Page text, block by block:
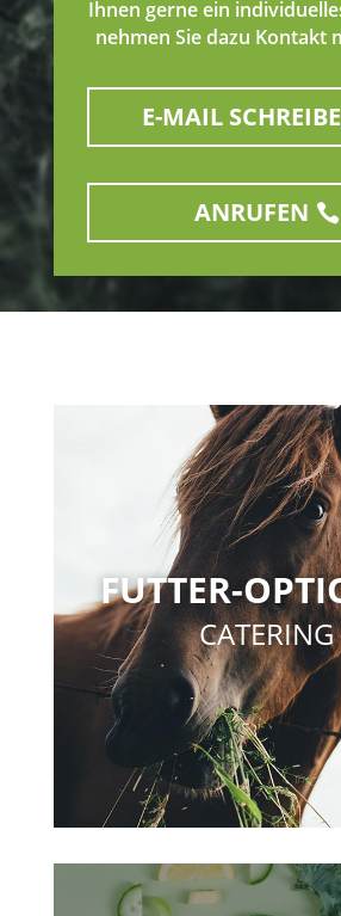
Ihnen gerne ein
nehmen Sie dazu Kontakt
E-MAIL
ANRUFEN
FUTTER-
CATERING